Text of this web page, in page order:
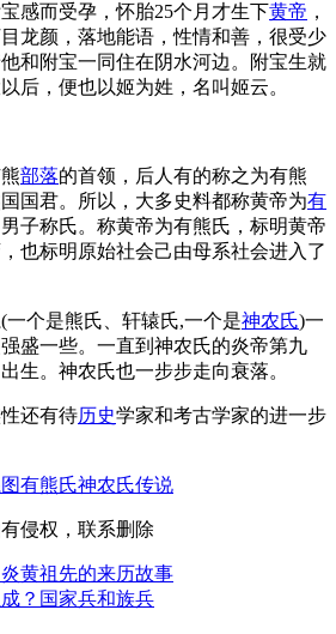
感而受孕，怀胎25个月才生下黄帝 ，
龙颜，落地能语，性情和善，很受少
和附宝一同住在阴水河边。附宝生就
后，便也以姬为姓，名叫姬云。
部落的首领，后人有的称之为有熊
国君。所以，大多史料都称黄帝为有
子称氏。称黄帝为有熊氏，标明黄帝
也标明原始社会己由母系社会进入了
个是熊氏、轩辕氏,一个是神农氏)一
盛一些。一直到神农氏的炎帝第九
生。神农氏也一步步走向衰落。
还有待历史学家和考古学家的进一步
有熊氏神农氏传说
侵权，联系删除
黄祖先的来历故事
？国家兵和族兵